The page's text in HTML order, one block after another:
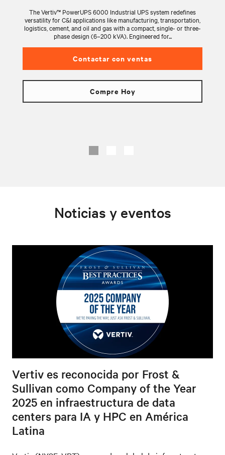
The Vertiv™ PowerUPS 6000 Industrial UPS system redefines
versatility for C&I applications like manufacturing, transportation,
logistics, cement, and oil and gas with a compact, single- or three-
phase design (6–200 kVA). Engineered for...
Contactar con ventas
Compre Hoy
Noticias y eventos
Vertiv es reconocida por Frost &
Sullivan como Company of the Year
2025 en infraestructura de data
centers para IA y HPC en América
Latina